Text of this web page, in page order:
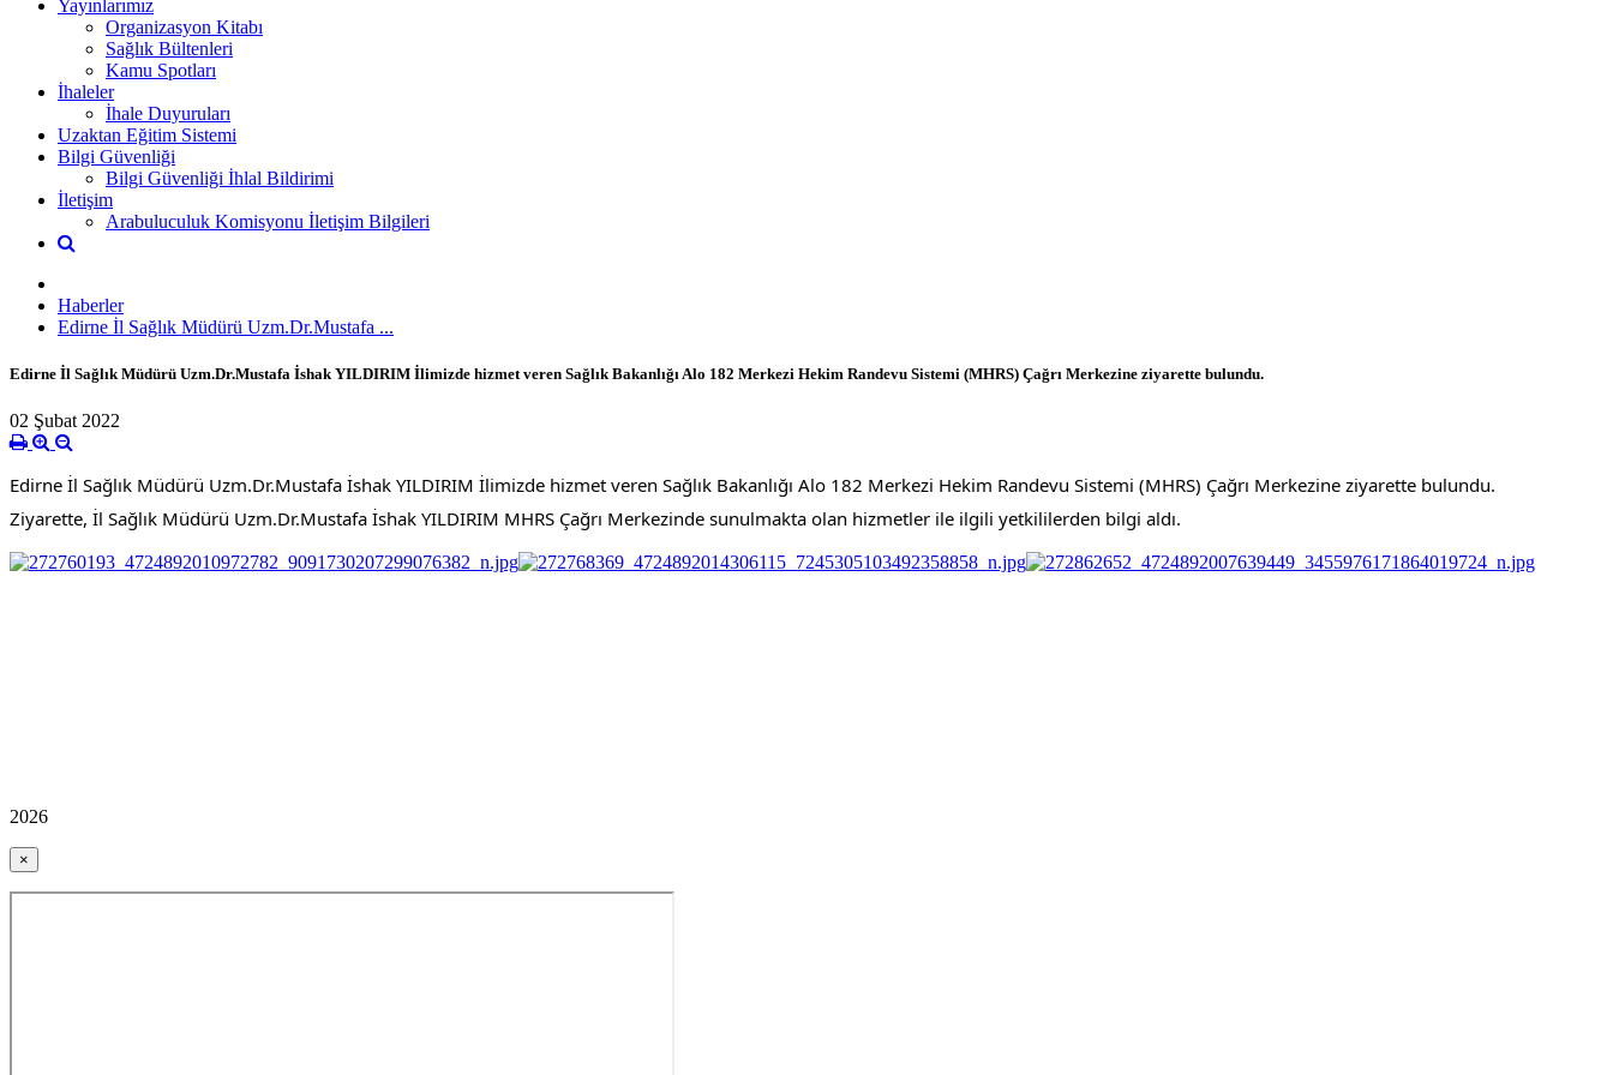
Yayınlarımız
Organizasyon Kitabı
Sağlık Bültenleri
Kamu Spotları
İhaleler
İhale Duyuruları
Uzaktan Eğitim Sistemi
Bilgi Güvenliği
Bilgi Güvenliği İhlal Bildirimi
İletişim
Arabuluculuk Komisyonu İletişim Bilgileri
Haberler
Edirne İl Sağlık Müdürü Uzm.Dr.Mustafa ...
Edirne İl Sağlık Müdürü Uzm.Dr.Mustafa İshak YILDIRIM İlimizde hizmet veren Sağlık Bakanlığı Alo 182 Merkezi Hekim Randevu Sistemi (MHRS) Çağrı Merkezine ziyarette bulundu.
02 Şubat 2022
Edirne İl Sağlık Müdürü Uzm.Dr.Mustafa İshak YILDIRIM İlimizde hizmet veren Sağlık Bakanlığı Alo 182 Merkezi Hekim Randevu Sistemi (MHRS) Çağrı Merkezine ziyarette bulundu.
Ziyarette, İl Sağlık Müdürü Uzm.Dr.Mustafa İshak YILDIRIM MHRS Çağrı Merkezinde sunulmakta olan hizmetler ile ilgili yetkililerden bilgi aldı.
2026
×